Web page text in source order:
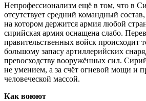
Непрофессионализм ещё в том, что в
отсутствует средний командный
на котором держится армия любой
сирийская армия оснащена слабо.
правительственных войск происходит
большому запасу артиллерийских
превосходству вооружённых сил.
не умением, а за счёт огневой мощи и
человеческой массой.
Как воюют